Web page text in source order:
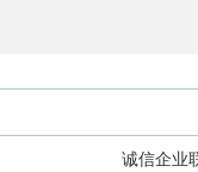
诚信企业